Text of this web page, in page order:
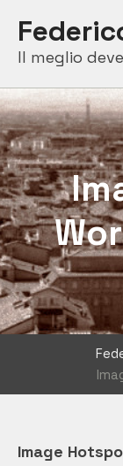
content
Il meglio
Image